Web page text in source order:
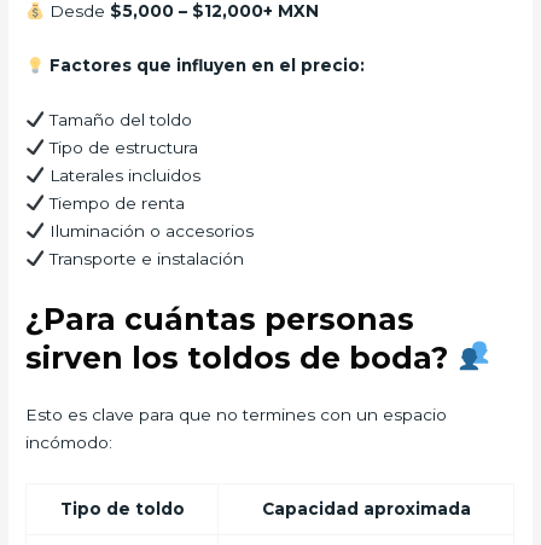
Desde $5,000 – $12,000+ MXN
Factores que influyen en el precio:
Tamaño del toldo
Tipo de estructura
Laterales incluidos
Tiempo de renta
Iluminación o accesorios
Transporte e instalación
¿Para cuántas personas
sirven los toldos de boda?
Esto es clave para que no termines con un espacio
incómodo:
Tipo de toldo Capacidad aproximada